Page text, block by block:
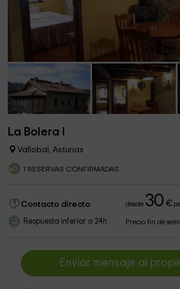
La Bolera I
Vallobal, Asturias
1 RESERVAS CONFIRMADAS
Contacto directo desde30 €
Respuesta inferior a 24h Precio fin de
Enviar mensaje al